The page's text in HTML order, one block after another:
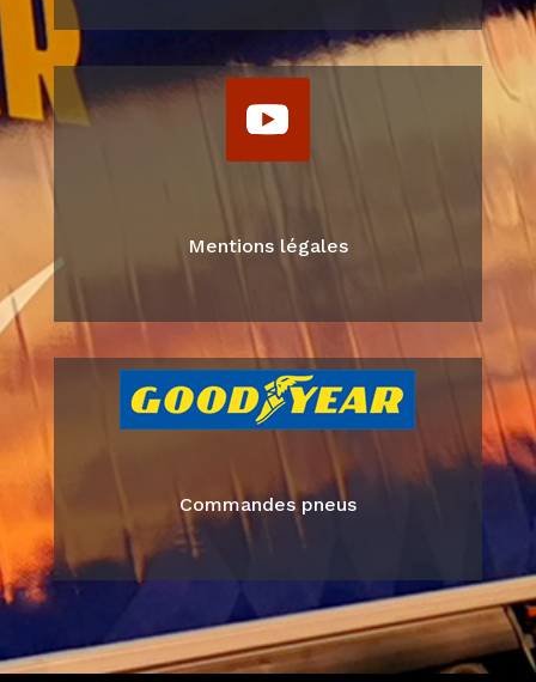
Mentions légales
Commandes pneus